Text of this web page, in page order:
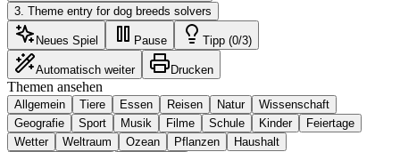
3 Theme entry for dog breeds solvers
Neues Spiel Pause Tipp (0/3)
Automatisch weiter Drucken
Themen ansehen
Allgemein Tiere Essen Reisen Natur
Wissenschaft
Geografie
Sport Musik Filme Schule Kinder
Feiertage
Wetter
Weltraum Ozean Pflanzen
Haushalt